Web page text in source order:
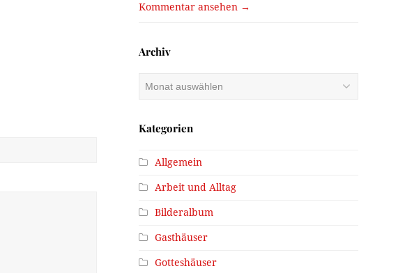
Kommentar ansehen →
Archiv
Archiv
Kategorien
Allgemein
Arbeit und Alltag
Bilderalbum
Gasthäuser
Gotteshäuser